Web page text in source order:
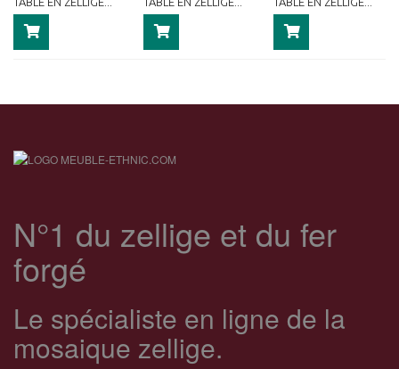
N°1 du zellige et du fer
forgé
Le spécialiste en ligne de la
mosaique zellige.